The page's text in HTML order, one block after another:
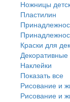
Ножницы
Пластилин
Краски для
Наклейки
Показать все
Рисование и
Рисование и